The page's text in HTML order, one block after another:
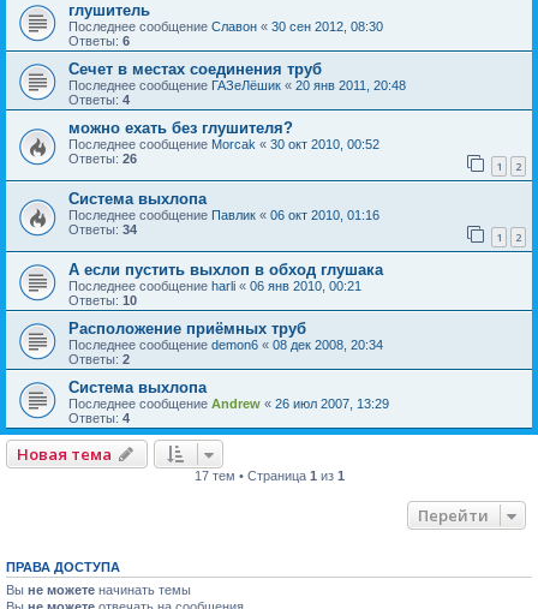
глушитель
Последнее сообщение Славон « 30 сен 2012, 08:30
Ответы: 6
Сечет в местах соединения труб
Последнее сообщение ГАЗеЛёшик « 20 янв 2011, 20:48
Ответы: 4
можно ехать без глушителя?
Последнее сообщение Morcak « 30 окт 2010, 00:52
Ответы: 26 1 2
Система выхлопа
Последнее сообщение Павлик « 06 окт 2010, 01:16
Ответы: 34 1 2
А если пустить выхлоп в обход глушака
Последнее сообщение harli « 06 янв 2010, 00:21
Ответы: 10
Расположение приёмных труб
Последнее сообщение demon6 « 08 дек 2008, 20:34
Ответы: 2
Система выхлопа
Последнее сообщение Andrew « 26 июл 2007, 13:29
Ответы: 4
Новая тема
17 тем • Страница 1 из 1
Перейти
ПРАВА ДОСТУПА
Вы не можете начинать темы
Вы не можете отвечать на сообщения